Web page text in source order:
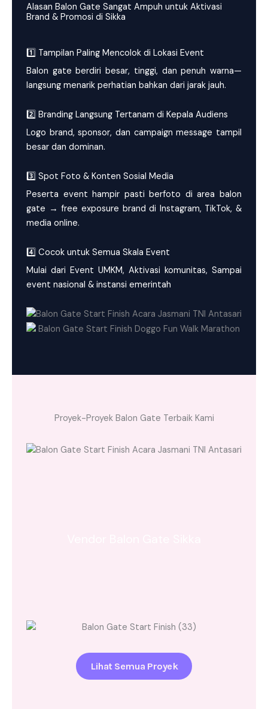
Alasan Balon Gate Sangat Ampuh untuk Aktivasi
Brand & Promosi di Sikka
1️⃣ Tampilan Paling Mencolok di Lokasi Event
Balon gate berdiri besar, tinggi, dan penuh warna—
langsung menarik perhatian bahkan dari jarak jauh.
2️⃣ Branding Langsung Tertanam di Kepala Audiens
Logo brand, sponsor, dan campaign message tampil
besar dan dominan.
3️⃣ Spot Foto & Konten Sosial Media
Peserta event hampir pasti berfoto di area balon
gate → free exposure brand di Instagram, TikTok, &
media online.
4️⃣ Cocok untuk Semua Skala Event
Mulai dari Event UMKM, Aktivasi komunitas, Sampai
event nasional & instansi emerintah
Proyek-Proyek Balon Gate Terbaik Kami
Lihat Semua Proyek